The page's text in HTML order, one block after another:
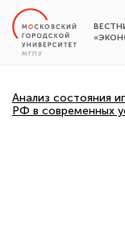
Анализ состояния
РФ в современных